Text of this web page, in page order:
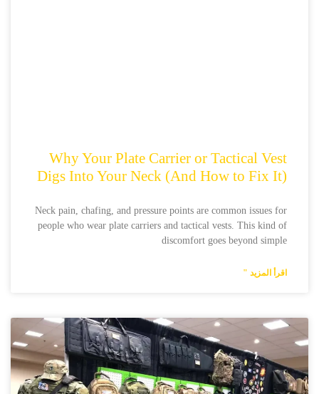
Why Your Plate Carrier or Tactical Vest
Digs Into Your Neck (And How to Fix It)
Neck pain, chafing, and pressure points are common issues for
people who wear plate carriers and tactical vests. This kind of
discomfort goes beyond simple
اقرأ المزيد "